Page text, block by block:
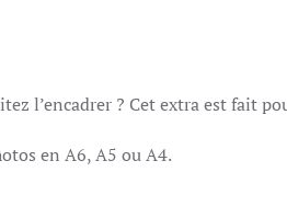
l’encadrer ? Cet extra est fait
en A6, A5 ou A4.